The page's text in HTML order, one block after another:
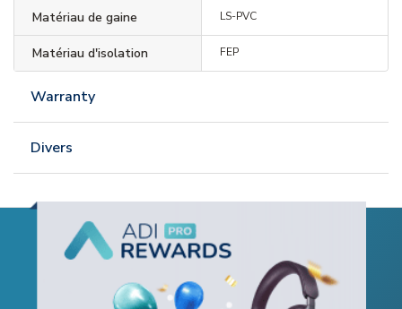
Matériau de gaine LS-PVC
Matériau d'isolation FEP
Warranty
Divers